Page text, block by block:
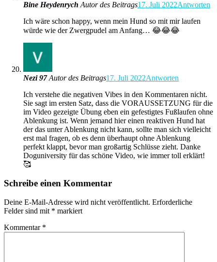
Bine Heydenrych Autor des Beitrags17. Juli 2022Antworten
Ich wäre schon happy, wenn mein Hund so mit mir laufen
würde wie der Zwergpudel am Anfang… 😂😂😂
Nezi 97 Autor des Beitrags17. Juli 2022Antworten
Ich verstehe die negativen Vibes in den Kommentaren nicht.
Sie sagt im ersten Satz, dass die VORAUSSETZUNG für die
im Video gezeigte Übung eben ein gefestigtes Fußlaufen ohne
Ablenkung ist. Wenn jemand hier einen reaktiven Hund hat
der das unter Ablenkung nicht kann, sollte man sich vielleicht
erst mal fragen, ob es denn überhaupt ohne Ablenkung
perfekt klappt, bevor man großartig Schlüsse zieht. Danke
Doguniversity für das schöne Video, wie immer toll erklärt!
🥰
Schreibe einen Kommentar
Deine E-Mail-Adresse wird nicht veröffentlicht. Erforderliche
Felder sind mit * markiert
Kommentar *